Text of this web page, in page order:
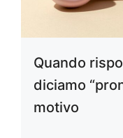
Quando
diciamo
motivo